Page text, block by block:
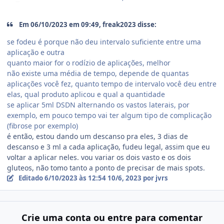
Em 06/10/2023 em 09:49, freak2023 disse:
se fodeu é porque não deu intervalo suficiente entre uma
aplicação e outra
quanto maior for o rodízio de aplicações, melhor
não existe uma média de tempo, depende de quantas
aplicações você fez, quanto tempo de intervalo você deu entre
elas, qual produto aplicou e qual a quantidade
se aplicar 5ml DSDN alternando os vastos laterais, por
exemplo, em pouco tempo vai ter algum tipo de complicação
(fibrose por exemplo)
é então, estou dando um descanso pra eles, 3 dias de
descanso e 3 ml a cada aplicação, fudeu legal, assim que eu
voltar a aplicar neles. vou variar os dois vasto e os dois
gluteos, não tomo tanto a ponto de precisar de mais spots.
Editado6/10/2023 às 12:54 10/6, 2023 por jvrs
Crie uma conta ou entre para comentar